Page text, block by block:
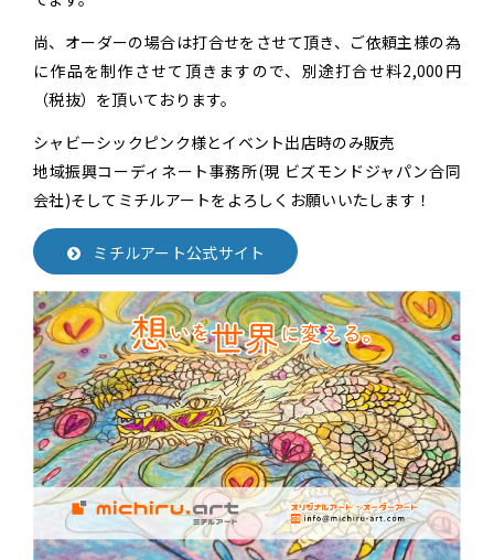
尚、オーダーの場合は打合せをさせて頂き、ご依頼主様の為
に作品を制作させて頂きますので、別途打合せ料2,000円
（税抜）を頂いております。
シャビーシックピンク様とイベント出店時のみ販売
地域振興コーディネート事務所(現 ビズモンドジャパン合同
会社)そしてミチルアートをよろしくお願いいたします！
ミチルアート公式サイト